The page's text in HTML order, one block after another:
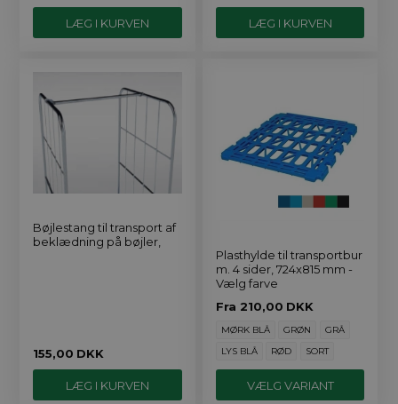
Bøjlestang til transport af
beklædning på bøjler,
155,00 DKK
Plasthylde til transportbur
m. 4 sider, 724x815 mm -
Vælg farve
Fra 210,00 DKK
MØRK BLÅ GRØN
GRÅ
LYS BLÅ
RØD SORT
VÆLG VARIANT